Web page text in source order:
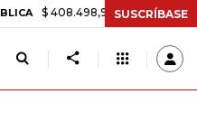
+$ 8.753,81 +2,19%
SUSCRÍBASE